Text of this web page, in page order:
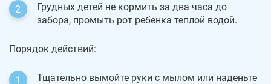
Грудных детей не кормить за два часа до
забора, промыть рот ребенка теплой водой.
Порядок действий:
Тщательно вымойте руки с мылом или наденьте